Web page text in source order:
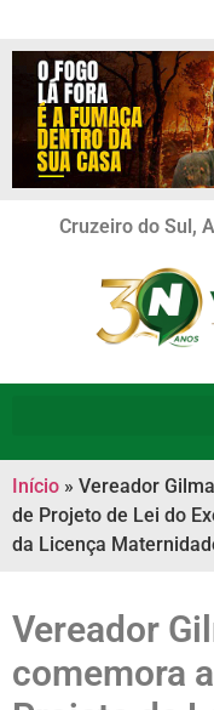
Cruzeiro do Sul,
Início » Vereador
de Projeto de Lei do
da Licença
Vereador
comemora